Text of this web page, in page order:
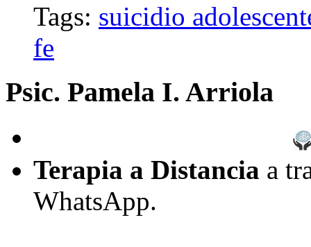
Tags: suicidio
fe
Psic. Pamela I. Arriola
Terapia a Distancia a
WhatsApp.